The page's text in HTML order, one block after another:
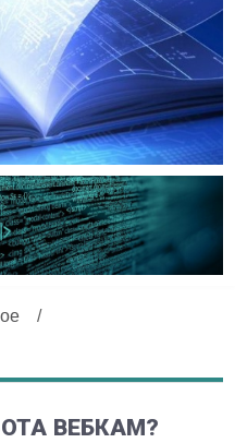
/
ВЕБКАМ?